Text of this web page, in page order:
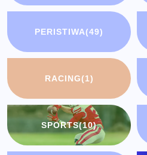
PERISTIWA(49)
RACING(1)
SPORTS(10)